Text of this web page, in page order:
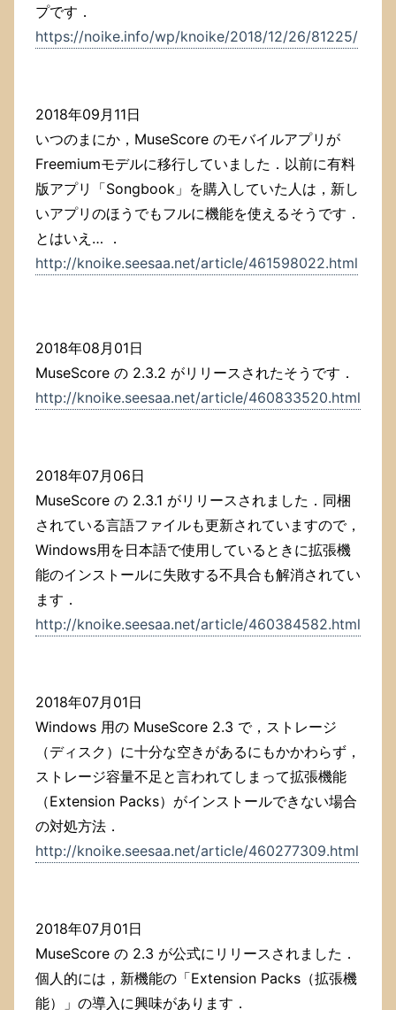
プです．
https://noike.info/wp/knoike/2018/12/26/81225/
2018年09月11日
いつのまにか，MuseScore のモバイルアプリが
Freemiumモデルに移行していました．以前に有料
版アプリ「Songbook」を購入していた人は，新し
いアプリのほうでもフルに機能を使えるそうです．
とはいえ… ．
http://knoike.seesaa.net/article/461598022.html
2018年08月01日
MuseScore の 2.3.2 がリリースされたそうです．
http://knoike.seesaa.net/article/460833520.html
2018年07月06日
MuseScore の 2.3.1 がリリースされました．同梱
されている言語ファイルも更新されていますので，
Windows用を日本語で使用しているときに拡張機
能のインストールに失敗する不具合も解消されてい
ます．
http://knoike.seesaa.net/article/460384582.html
2018年07月01日
Windows 用の MuseScore 2.3 で，ストレージ
（ディスク）に十分な空きがあるにもかかわらず，
ストレージ容量不足と言われてしまって拡張機能
（Extension Packs）がインストールできない場合
の対処方法．
http://knoike.seesaa.net/article/460277309.html
2018年07月01日
MuseScore の 2.3 が公式にリリースされました．
個人的には，新機能の「Extension Packs（拡張機
能）」の導入に興味があります．